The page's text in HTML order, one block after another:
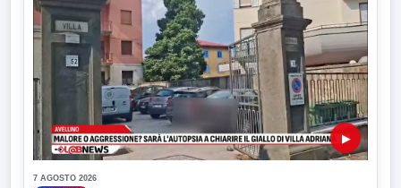
▶
7 AGOSTO 2026